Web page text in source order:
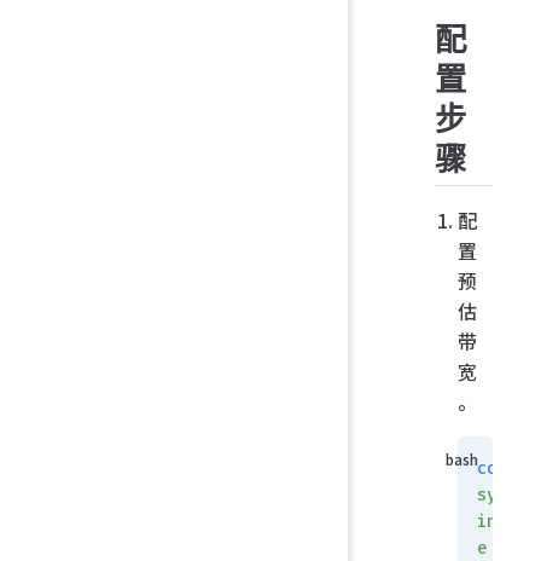
配
置
步
骤
配
置
预
估
带
宽
。
config
system
e